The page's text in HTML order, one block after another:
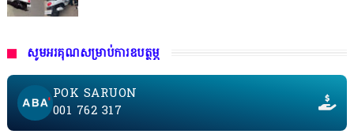
សូមអរគុណសម្រាប់ការឧបត្ថម្ភ
POK SARUON
001 762 317